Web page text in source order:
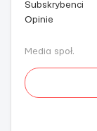
Subskrybenci
Opinie
Media społ.